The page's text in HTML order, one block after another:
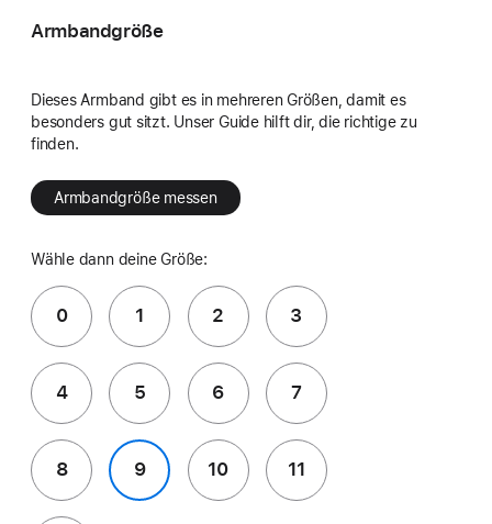
Armbandgröße
Dieses Armband gibt es in mehreren Größen, damit es
besonders gut sitzt. Unser Guide hilft dir, die richtige zu
finden.
Armbandgröße messen
Wähle dann deine Größe:
0 1 2 3
4 5 6 7
8 9 10 11